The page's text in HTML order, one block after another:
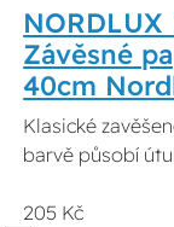
Závěsné
40cm
Klasické
barvě působí
205 Kč